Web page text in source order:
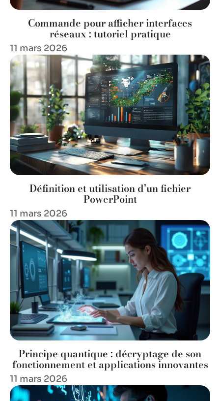
Commande pour afficher interfaces
réseaux : tutoriel pratique
11 mars 2026
Définition et utilisation d’un fichier
PowerPoint
11 mars 2026
Principe quantique : décryptage de son
fonctionnement et applications innovantes
11 mars 2026